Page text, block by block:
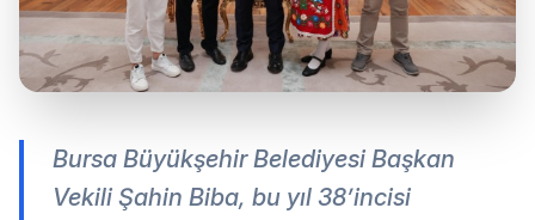
Bursa Büyükşehir Belediyesi Başkan
Vekili Şahin Biba, bu yıl 38’incisi